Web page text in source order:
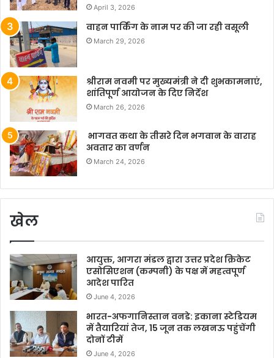
April 3, 2026
वाहन पार्किंग के नाम पर की जा रही वसूली
March 29, 2026
श्रीराम नवमी पर मुख्यमंत्री ने दी शुभकामनाएं,
शांतिपूर्ण आयोजन के दिए निर्देश
March 26, 2026
भागवत कथा के तीसरे दिन भगवान के वाराह
अवतार का वर्णन
March 24, 2026
खेल
आयुक्त, आगरा मंडल द्वारा उत्तर प्रदेश क्रिकेट
एसोसिएशन (कम्पनी) के पक्ष में महत्वपूर्ण
आदेश पारित
June 4, 2026
भारत-अफगानिस्तान वनडे: इकाना स्टेडियम
में तैयारियां तेज, 15 जून तक लखनऊ पहुंचेंगी
दोनों टीमें
June 4, 2026